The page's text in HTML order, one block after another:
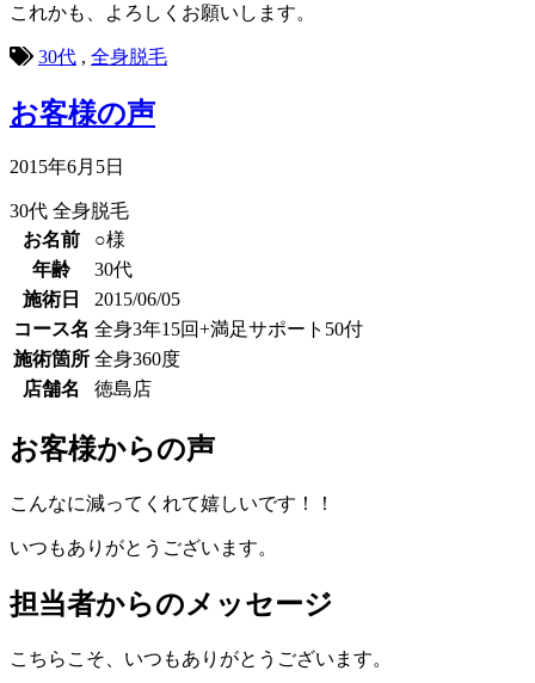
これかも、よろしくお願いします。
30代 , 全身脱毛
お客様の声
2015年6月5日
30代 全身脱毛
お名前
○様
年齢
30代
施術日
2015/06/05
コース名 全身3年15回+満足サポート50付
施術箇所 全身360度
店舗名
徳島店
お客様からの声
こんなに減ってくれて嬉しいです！！
いつもありがとうございます。
担当者からのメッセージ
こちらこそ、いつもありがとうございます。